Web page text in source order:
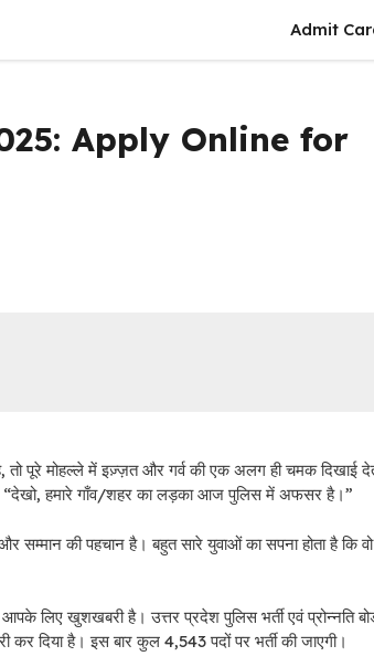
Admit
Apply Online for
मोहल्ले में इज़्ज़त और गर्व की एक अलग ही चमक दिखाई
“देखो, हमारे गाँव/शहर का लड़का आज पुलिस में अफसर है।”
सम्मान की पहचान है। बहुत सारे युवाओं का सपना होता है कि
खुशखबरी है। उत्तर प्रदेश पुलिस भर्ती एवं प्रोन्नति
है। इस बार कुल 4,543 पदों पर भर्ती की जाएगी।